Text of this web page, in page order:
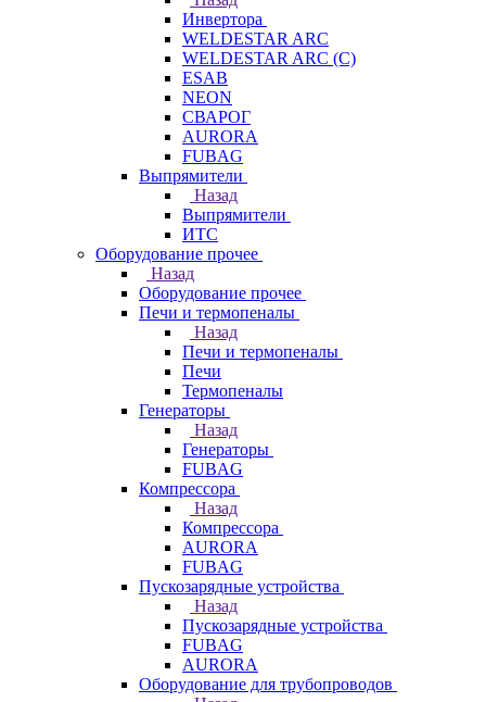
Инвертора
WELDESTAR ARC
WELDESTAR ARC (С)
ESAB
NEON
СВАРОГ
AURORA
FUBAG
Выпрямители
Назад
Выпрямители
ИТС
Оборудование прочее
Назад
Оборудование прочее
Печи и термопеналы
Назад
Печи и термопеналы
Печи
Термопеналы
Генераторы
Назад
Генераторы
FUBAG
Компрессора
Назад
Компрессора
AURORA
FUBAG
Пускозарядные устройства
Назад
Пускозарядные устройства
FUBAG
AURORA
Оборудование для трубопроводов